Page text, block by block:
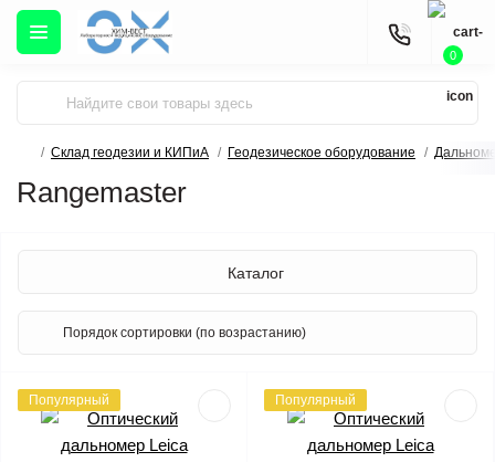
0
Склад геодезии и КИПиА Геодезическое оборудование
Rangemaster
Каталог
Популярный Популярный